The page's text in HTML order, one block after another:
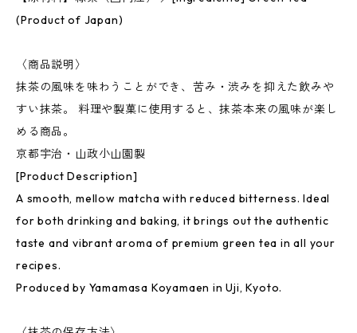
(Product of Japan)
〈商品説明〉
抹茶の風味を味わうことができ、苦み・渋みを抑えた飲みや
すい抹茶。 料理や製菓に使用すると、抹茶本来の風味が楽し
める商品。
京都宇治・山政小山園製
[Product Description]
A smooth, mellow matcha with reduced bitterness. Ideal
for both drinking and baking, it brings out the authentic
taste and vibrant aroma of premium green tea in all your
recipes.
Produced by Yamamasa Koyamaen in Uji, Kyoto.